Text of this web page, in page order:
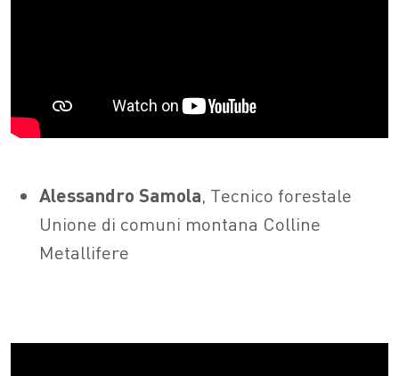
Alessandro Samola, Tecnico forestale
Unione di comuni montana Colline
Metallifere